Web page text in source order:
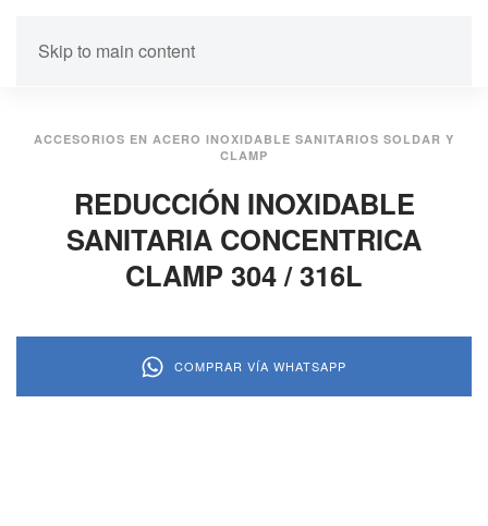
Skip to main content
ACCESORIOS EN ACERO INOXIDABLE SANITARIOS SOLDAR Y
CLAMP
REDUCCIÓN INOXIDABLE
SANITARIA CONCENTRICA
CLAMP 304 / 316L
COMPRAR VÍA WHATSAPP